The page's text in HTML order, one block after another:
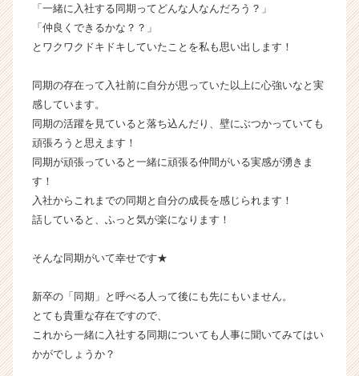
ウ
ト
が
就
サ
イ
ト
ア
ャ
ア
h
e
e
「一緒に入社する同期ってどんな人なんだろう？」
「仲良くできるかな？？」
とワクワクドキドキしていたことを私も思い出します！
同期の存在って入社前に自分が思っていた以上に心強いなと実
感しています。
同期の活躍を見ていると落ち込んだり、壁にぶつかっていても
頑張ろうと思えます！
同期が頑張っていると一緒に頑張る仲間がいる実感が湧きま
す！
入社からこれまでの同期と自分の成長を感じられます！
話していると、ふっと気が楽になります！
そんな同期がいて幸せです★
新卒の「同期」と呼べる人って後にも先にもいません。
とても貴重な存在ですので、
これから一緒に入社する同期についても人事に聞いてみてはい
かがでしょうか？